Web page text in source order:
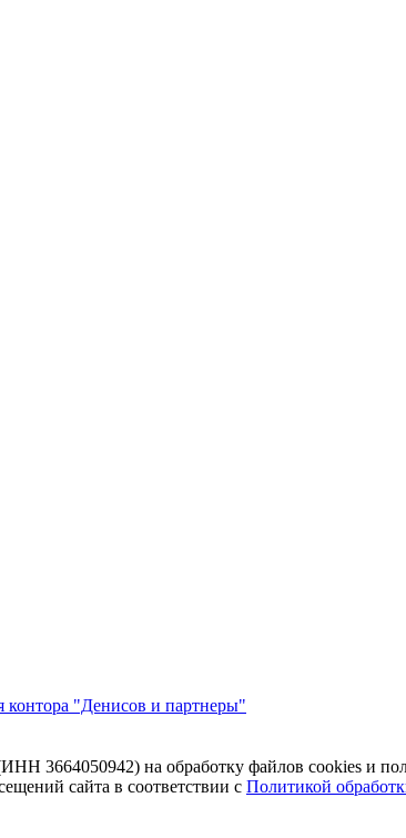
контора "Денисов и партнеры"
3664050942) на обработку файлов cookies и
сайта в соответствии с Политикой